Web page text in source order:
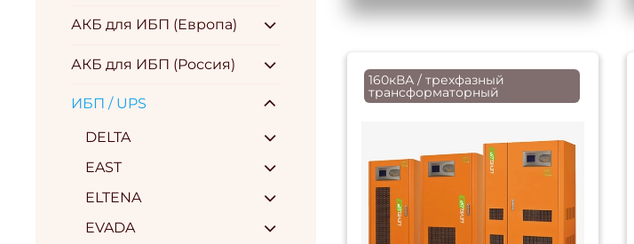
160кВА / трехфазный
трансформаторный
АКБ для ИБП (Европа)
АКБ для ИБП (Россия)
ИБП / UPS
DELTA
EAST
ELTENA
EVADA